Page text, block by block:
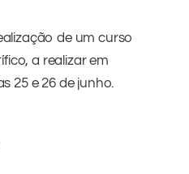
de um curso
a realizar em
25 e 26 de junho.